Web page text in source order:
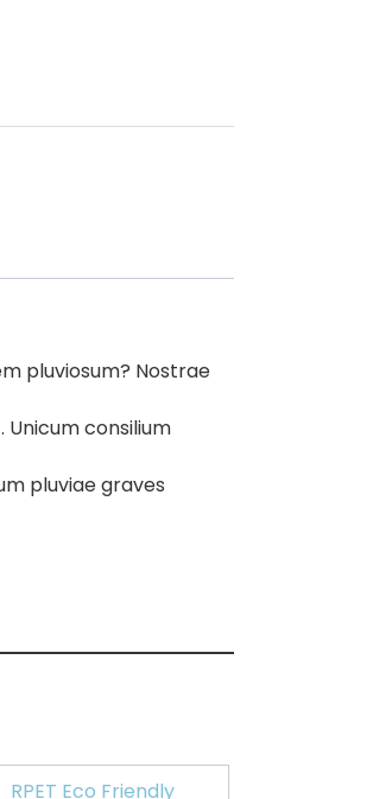
pluviosum? Nostrae
consilium
pluviae graves